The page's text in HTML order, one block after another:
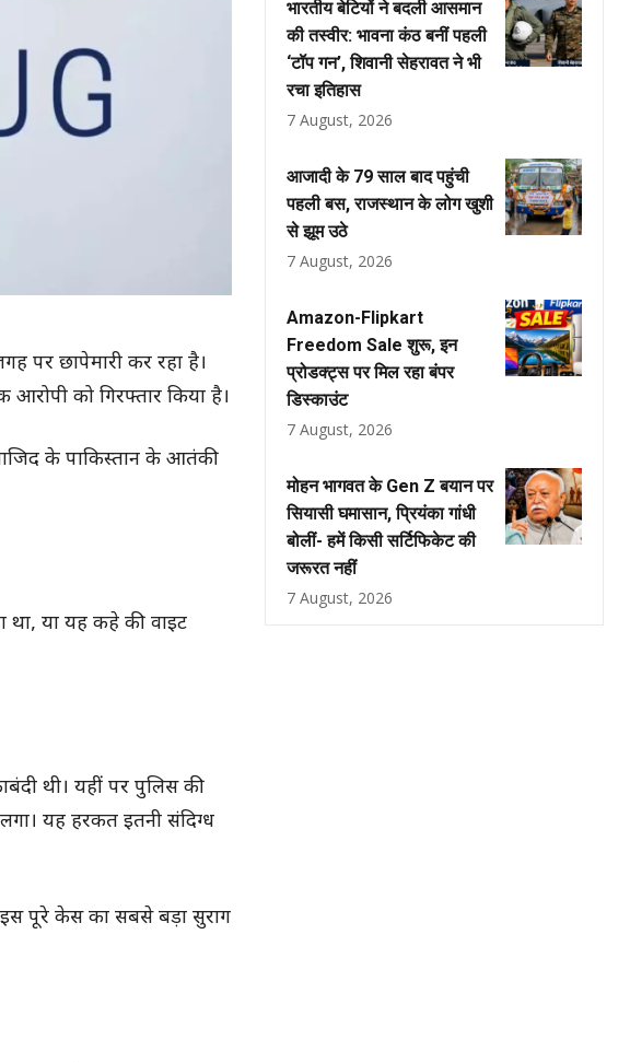
पर छापेमारी कर रहा है।
को गिरफ्तार किया है।
के पाकिस्तान के आतंकी
था, या यह कहे की वाइट
थी। यहीं पर पुलिस की
यह हरकत इतनी संदिग्ध
पूरे केस का सबसे बड़ा सुराग
भारतीय बेटियों ने बदली आसमान
की तस्वीर: भावना कंठ बनीं पहली
‘टॉप गन’, शिवानी सेहरावत ने भी
रचा इतिहास
7 August, 2026
आजादी के 79 साल बाद पहुंची
पहली बस, राजस्थान के लोग खुशी
से झूम उठे
7 August, 2026
Amazon-Flipkart
Freedom Sale शुरू, इन
प्रोडक्ट्स पर मिल रहा बंपर
डिस्काउंट
7 August, 2026
मोहन भागवत के Gen Z बयान पर
सियासी घमासान, प्रियंका गांधी
बोलीं- हमें किसी सर्टिफिकेट की
जरूरत नहीं
7 August, 2026